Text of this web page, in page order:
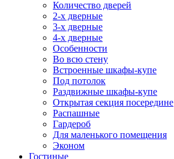
Количество дверей
2-х дверные
3-х дверные
4-х дверные
Особенности
Во всю стену
Встроенные шкафы-купе
Под потолок
Раздвижные шкафы-купе
Открытая секция посередине
Распашные
Гардероб
Для маленького помещения
Эконом
Гостиные